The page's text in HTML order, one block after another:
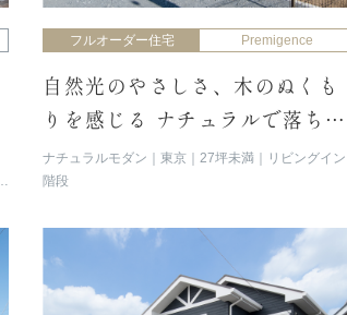
フルオーダー住宅 Premigence
自然光のやさしさ、木のぬくも
りを感じる ナチュラルで落ち着
いた雰囲気の空間
ナチュラルモダン 東京 27坪未満
リビングイン
階段